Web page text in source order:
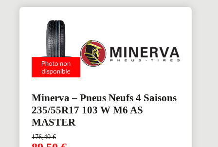
Minerva – Pneus Neufs 4 Saisons
235/55R17 103 W M6 AS
MASTER
176,40€